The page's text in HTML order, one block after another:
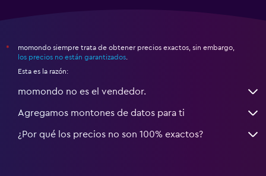
*
momondo siempre trata de obtener precios exactos, sin embargo,
los precios no están garantizados
Esta es la razón:
momondo no es el vendedor.
Agregamos montones de datos para ti
¿Por qué los precios no son 100% exactos?